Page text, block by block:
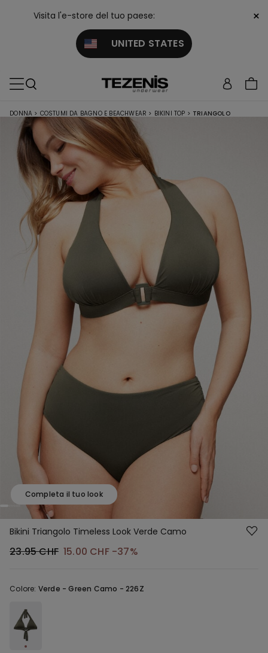
Visita l'e-store del tuo paese:
UNITED STATES
×
DONNA > COSTUMI DA BAGNO E BEACHWEAR > BIKINI TOP > TRIANGOLO
Completa il tuo look
Bikini Triangolo Timeless Look Verde Camo
23.95 CHF 15.00 CHF -37%
Colore: Verde -Green Camo - 226Z